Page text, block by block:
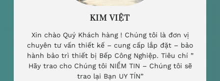
KIM VIỆT
Xin chào Quý Khách hàng ! Chúng tôi là đơn vị
chuyên tư vấn thiết kế – cung cấp lắp đặt – bảo
hành bảo trì thiết bị Bếp Công Nghiệp. Tiêu chí ”
Hãy trao cho Chúng tôi NIỀM TIN – Chúng tôi sẽ
trao lại Bạn UY TÍN”